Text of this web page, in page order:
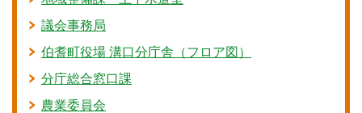
議会事務局
伯耆町役場 溝口分庁舎（フロア図）
分庁総合窓口課
農業委員会